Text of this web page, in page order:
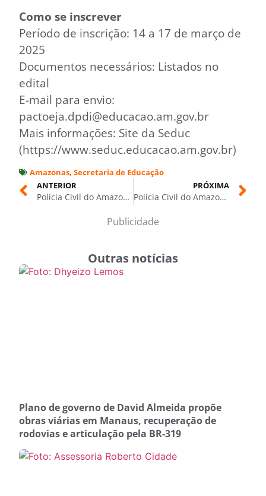
Como se inscrever
Período de inscrição: 14 a 17 de março de
2025
Documentos necessários: Listados no
edital
E-mail para envio:
pactoeja.dpdi@educacao.am.gov.br
Mais informações: Site da Seduc
(https://www.seduc.educacao.am.gov.br)
Amazonas, Secretaria de Educação
ANTERIOR
Polícia Civil do Amazonas prende homem por ameaça e violência doméstica em Tapauá
PRÓXIMA
Polícia Civil do Amazonas busca suspeito de crimes financeiros e contra a honra em Borba
Publicidade
Outras notícias
Plano de governo de David Almeida propõe
obras viárias em Manaus, recuperação de
rodovias e articulação pela BR-319